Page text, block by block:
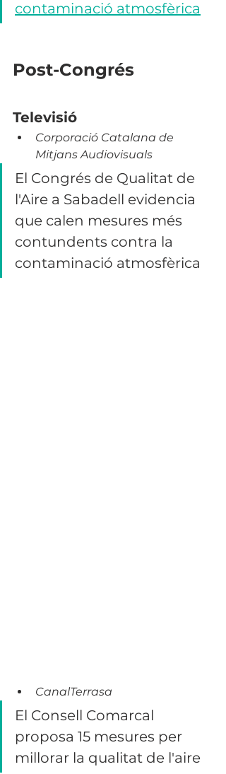
contaminació atmosfèrica
Post-Congrés
Televisió
Corporació Catalana de
Mitjans Audiovisuals
El Congrés de Qualitat de
l'Aire a Sabadell evidencia
que calen mesures més
contundents contra la
contaminació atmosfèrica
CanalTerrasa
El Consell Comarcal
proposa 15 mesures per
millorar la qualitat de l'aire